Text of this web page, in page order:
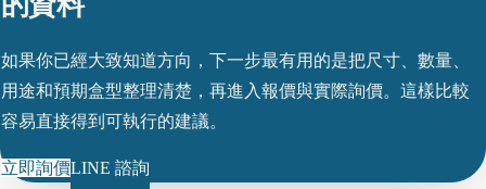
如果你已經大致知道方向，下一步最有用的是把尺寸、數量、
用途和預期盒型整理清楚，再進入報價與實際詢價。這樣比較
容易直接得到可執行的建議。
立即詢價LINE 諮詢